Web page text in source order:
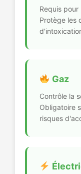
Requis
Protège les
Gaz
Contrôle la
Obligatoire
risques